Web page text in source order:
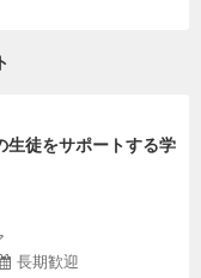
生徒をサポートする学
長期歓迎